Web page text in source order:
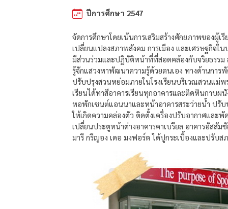
ปีการศึกษา 2547
จัดการศึกษาโดยเน้นการเสริมสร้างศักยภาพของผู้
เปลี่ยนแปลงสภาพสังคม การเมือง และเศรษฐกิจใ
มีส่วนร่วมและปฏิบัติหน้าที่ที่สอดคล้องกับจริยธรรม
รู้จักแสวงหาพัฒนาความรู้ด้วยตนเอง ทางด้านการ
ปรับปรุงสวนหย่อมภายในโรงเรียนบริเวณสวนแม่
เรียนได้ทาสีอาคารเรียนทุกอาคารและติดหินกาบ
หอพักเซนต์แอนนาและหน้าอาคารสระว่ายน้ำ ปรับ
ให้เกิดความคล่องตัว ติดตั้งเครื่องปรับอากาศและ
เปลี่ยนประตูหน้าต่างอาคารคาเบรียล อาคารอัส
มารี กรีญอง เดอ มงฟอร์ต ได้ปูกระเบื้องและปรับส